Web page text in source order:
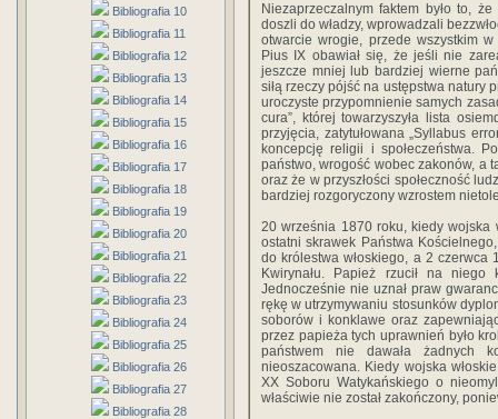
Bibliografia 10
Bibliografia 11
Bibliografia 12
Bibliografia 13
Bibliografia 14
Bibliografia 15
Bibliografia 16
Bibliografia 17
Bibliografia 18
Bibliografia 19
Bibliografia 20
Bibliografia 21
Bibliografia 22
Bibliografia 23
Bibliografia 24
Bibliografia 25
Bibliografia 26
Bibliografia 27
Bibliografia 28
Niezaprzeczalnym faktem było to,
doszli do władzy, wprowadzali
otwarcie wrogie, przede wszystkim
Pius IX obawiał się, że jeśli nie
jeszcze mniej lub bardziej wierne
siłą rzeczy pójść na ustępstwa natury
uroczyste przypomnienie samych
cura”, której towarzyszyła lista
przyjęcia, zatytułowana „Syllabus
koncepcję religii i społeczeństwa.
państwo, wrogość wobec zakonów, a
oraz że w przyszłości społeczność
bardziej rozgoryczony wzrostem
20 września 1870 roku, kiedy wojska
ostatni skrawek Państwa
do królestwa włoskiego, a 2 czerwca
Kwirynału. Papież rzucił na
Jednocześnie nie uznał praw
rękę w utrzymywaniu stosunków
soborów i konklawe oraz
przez papieża tych uprawnień było
państwem nie dawała żadnych
nieoszacowana. Kiedy wojska
XX Soboru Watykańskiego o
właściwie nie został zakończony,